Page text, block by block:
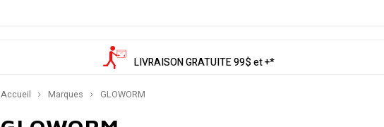
LIVRAISON GRATUITE 99$ et +*
Accueil Marques GLOWORM